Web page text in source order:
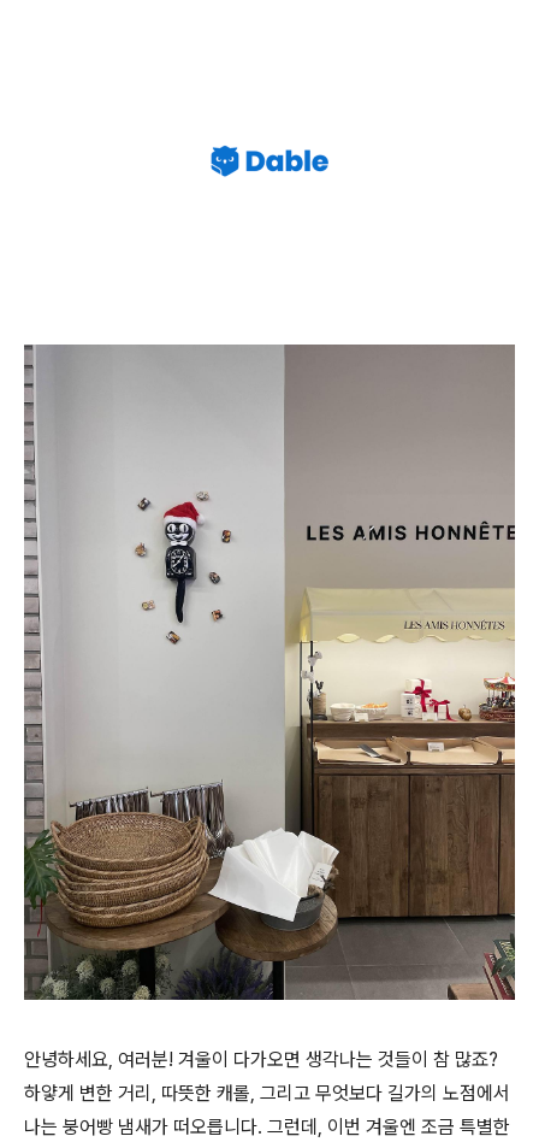
안녕하세요, 여러분! 겨울이 다가오면 생각나는 것들이 참 많죠?
하얗게 변한 거리, 따뜻한 캐롤, 그리고 무엇보다 길가의 노점에서
나는 붕어빵 냄새가 떠오릅니다. 그런데, 이번 겨울엔 조금 특별한